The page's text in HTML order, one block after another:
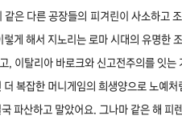
은 다른 공장들의 피겨린이 사소하고
렇게 해서 지노리는 로마 시대의 유명한
, 이탈리아 바로크와 신고전주의를 잇는
더 복잡한 머니게임의 희생양으로 노예처
파산하고 말았어요. 그나마 같은 해 피